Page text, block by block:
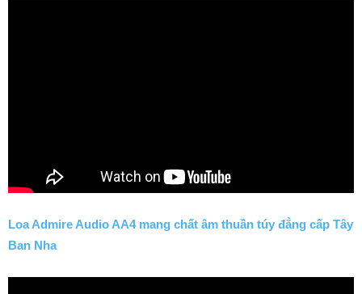
Loa Admire Audio AA4 mang chất âm thuần túy đẳng cấp Tây
Ban Nha